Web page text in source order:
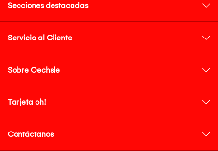
Secciones destacadas
Servicio al Cliente
Sobre Oechsle
Tarjeta oh!
Contáctanos